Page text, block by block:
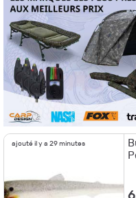
ajouté il y a 29 minutes